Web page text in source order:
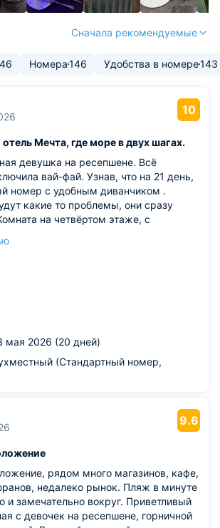
Сначала рекомендуемые
Номера146 Удобства в номере143
10
Мечта, где море в двух шагах.
девушка на ресепшене. Всё
вай-фай. Узнав, что на 21 день,
номер с удобным диванчиком .
какие то проблемы, они сразу
на четвёртом этаже, с
по настоящему горячая. Умываться
в дождливые дни смотрели фильмы
белое постельное бельё.. В
отдельная морозильная камера.
обогреватель фирмы Дензель,
рабочий кондиционер. .
кулер, где постоянно
А самое важное, море в двух шагах!
парка с раннего утра, когда люди
отеля. Такие уборщики по всему
мая 2026 (20 дней)
(Стандартный номер,
9.6
рядом много магазинов, кафе,
недалеко рынок. Пляж в минуте
и замечательно вокруг. Приветливый
с девочек на ресепшене, горничной